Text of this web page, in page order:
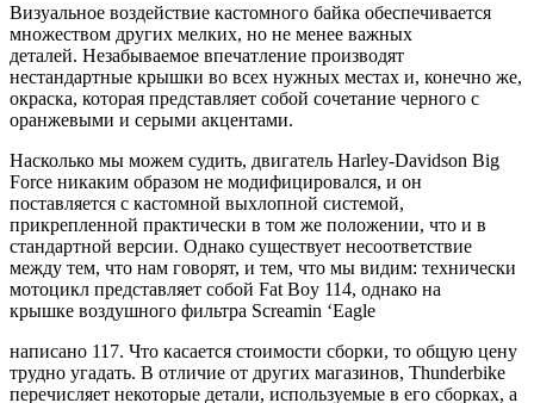
Визуальное воздействие кастомного байка обеспечивается
множеством других мелких, но не менее важных
деталей. Незабываемое впечатление производят
нестандартные крышки во всех нужных местах и, конечно же,
окраска, которая представляет собой сочетание черного с
оранжевыми и серыми акцентами.
Насколько мы можем судить, двигатель Harley-Davidson Big
Force никаким образом не модифицировался, и он
поставляется с кастомной выхлопной системой,
прикрепленной практически в том же положении, что и в
стандартной версии. Однако существует несоответствие
между тем, что нам говорят, и тем, что мы видим: технически
мотоцикл представляет собой Fat Boy 114, однако на
крышке воздушного фильтра Screamin ‘Eagle
написано 117. Что касается стоимости сборки, то общую цену
трудно угадать. В отличие от других магазинов, Thunderbike
перечисляет некоторые детали, используемые в его сборках, а